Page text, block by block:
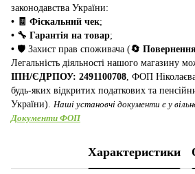
законодавства України:
• 🧾 Фіскальний чек;
• 🔧 Гарантія на товар;
• 🛡️ Захист прав споживача (🔄
Легальність діяльності нашого магазину
ІПН/ЄДРПОУ: 2491100708 , ФОП
будь-яких відкритих податкових та
України). Наші установчі документи є у
Документи ФОП
Характеристики